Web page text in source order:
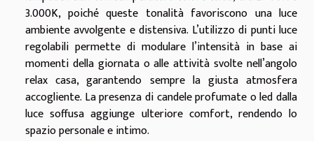
3.000K, poiché queste tonalità favoriscono una luce
ambiente avvolgente e distensiva. L’utilizzo di punti luce
regolabili permette di modulare l’intensità in base ai
momenti della giornata o alle attività svolte nell’angolo
relax casa, garantendo sempre la giusta atmosfera
accogliente. La presenza di candele profumate o led dalla
luce soffusa aggiunge ulteriore comfort, rendendo lo
spazio personale e intimo.